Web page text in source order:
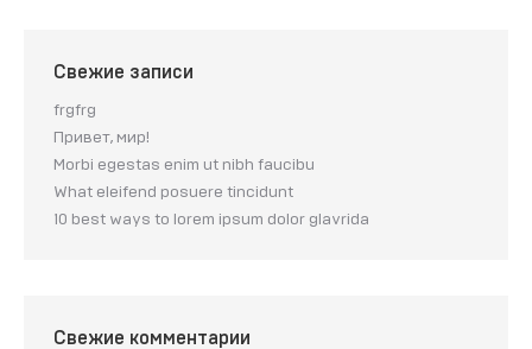
Свежие записи
frgfrg
Привет, мир!
Morbi egestas enim ut nibh faucibu
What eleifend posuere tincidunt
10 best ways to lorem ipsum dolor glavrida
Свежие комментарии